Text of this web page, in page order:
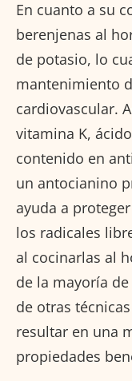
En cuanto a su
berenjenas al
de potasio, lo
mantenimiento
cardiovascular.
vitamina K,
contenido en
un antocianino
ayuda a
los radicales
al cocinarlas al
de la mayoría
de otras
resultar en una
propiedades